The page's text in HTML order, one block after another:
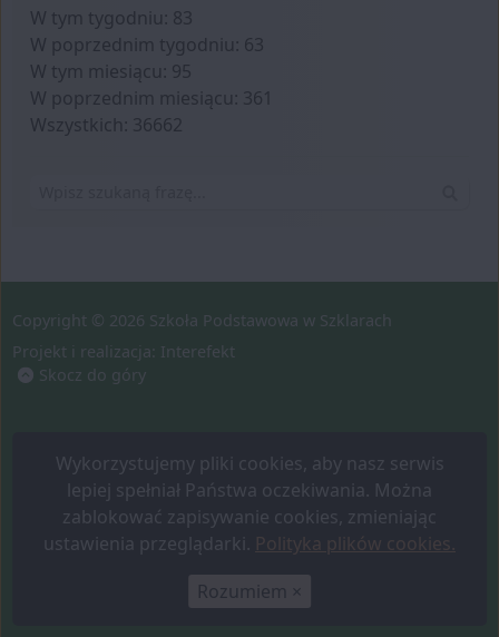
Wykorzystujemy pliki cookies, aby nasz serwis
lepiej spełniał Państwa oczekiwania. Można
zablokować zapisywanie cookies, zmieniając
ustawienia przeglądarki. Polityka plików cookies.
Rozumiem ×
W tym tygodniu: 83
W poprzednim tygodniu: 63
W tym miesiącu: 95
W poprzednim miesiącu: 361
Wszystkich: 36662
Copyright © 2026 Szkoła Podstawowa w Szklarach
Projekt i realizacja: Interefekt
Skocz do góry